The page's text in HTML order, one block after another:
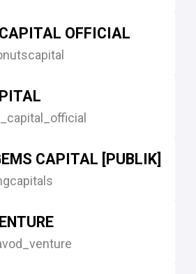
OFFICIAL
CAPITAL [PUBLIK]